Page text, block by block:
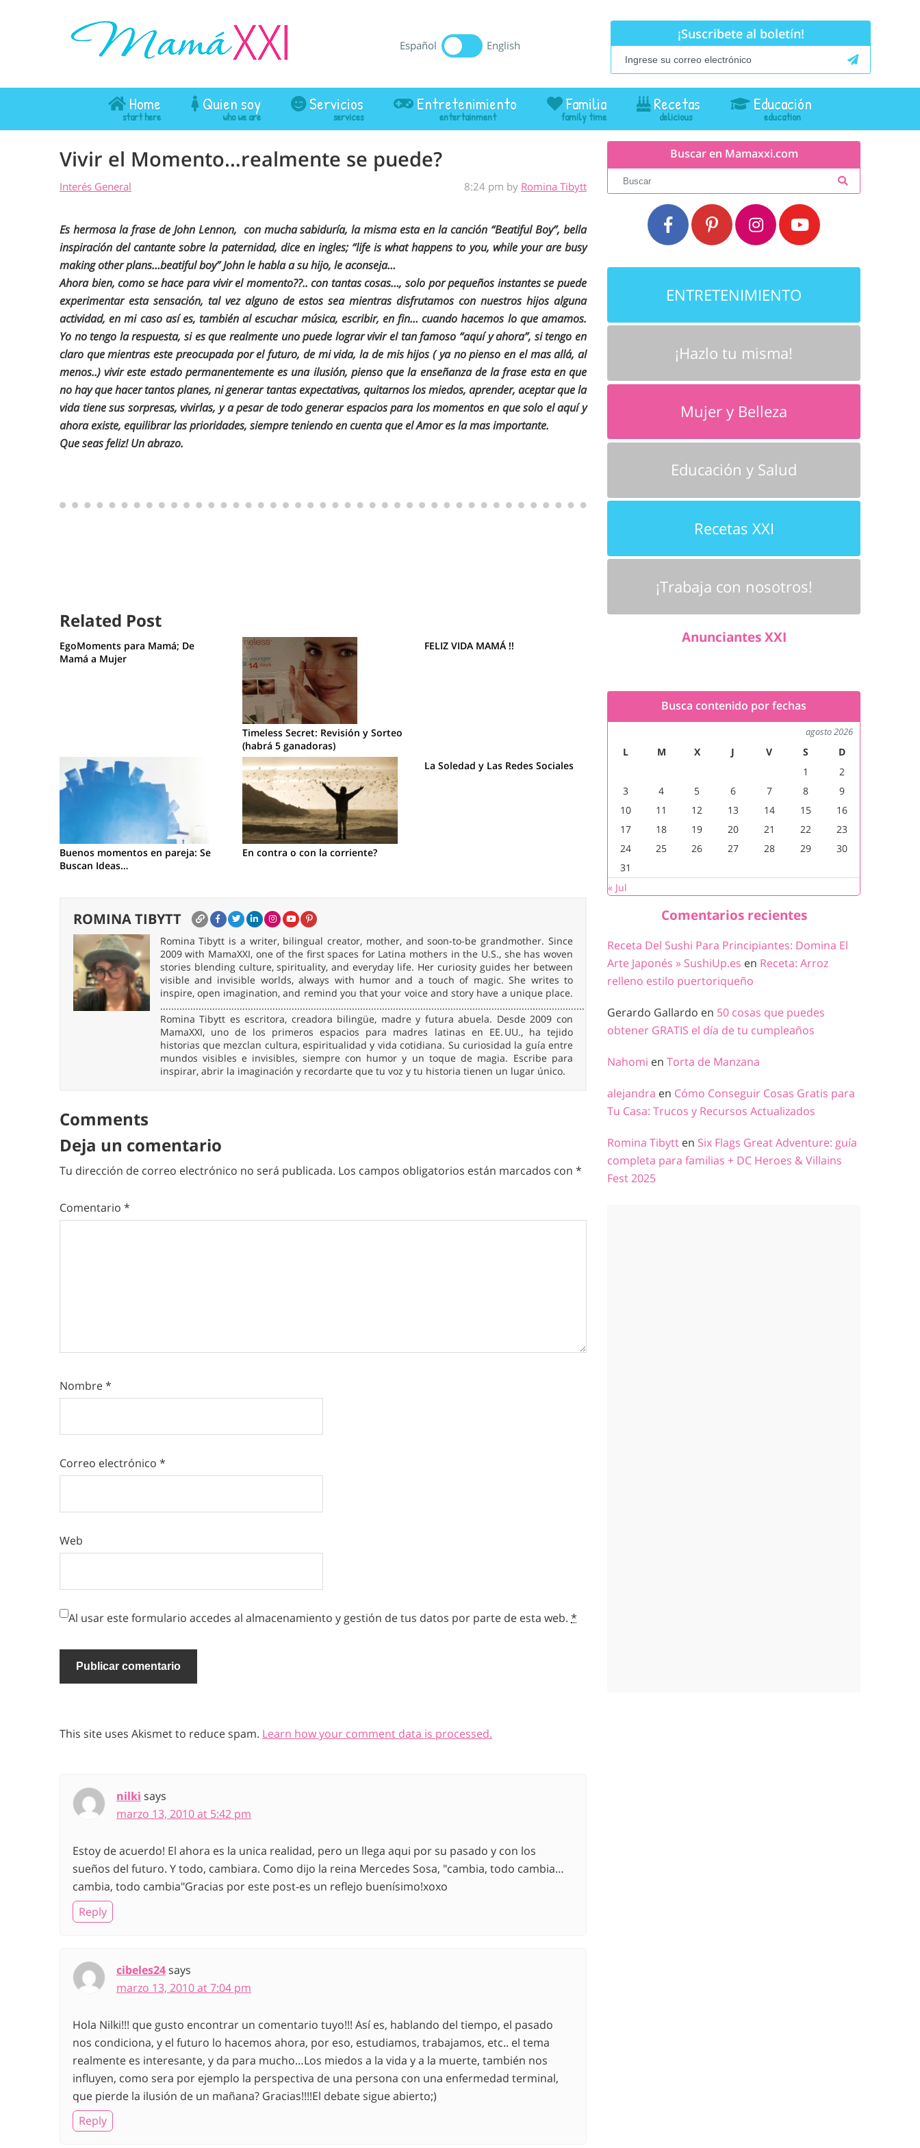
Español English
¡Suscribete al boletín!
Home Quien soy Servicios Entretenimiento Familia Recetas Educación
Vivir el Momento…realmente se puede?
Interés General 8:24 pm by Romina Tibytt
Es hermosa la frase de John Lennon, con mucha sabiduría, la misma esta en la canción “Beatiful Boy”, bella
inspiración del cantante sobre la paternidad, dice en ingles; “life is what happens to you, while your are busy
making other plans…beatiful boy” John le habla a su hijo, le aconseja…
Ahora bien, como se hace para vivir el momento??.. con tantas cosas…, solo por pequeños instantes se puede
experimentar esta sensación, tal vez alguno de estos sea mientras disfrutamos con nuestros hijos alguna
actividad, en mi caso así es, también al escuchar música, escribir, en fin… cuando hacemos lo que amamos.
Yo no tengo la respuesta, si es que realmente uno puede lograr vivir el tan famoso “aquí y ahora”, si tengo en
claro que mientras este preocupada por el futuro, de mi vida, la de mis hijos ( ya no pienso en el mas allá, al
menos..) vivir este estado permanentemente es una ilusión, pienso que la enseñanza de la frase esta en que
no hay que hacer tantos planes, ni generar tantas expectativas, quitarnos los miedos, aprender, aceptar que la
vida tiene sus sorpresas, vivirlas, y a pesar de todo generar espacios para los momentos en que solo el aquí y
ahora existe, equilibrar las prioridades, siempre teniendo en cuenta que el Amor es la mas importante.
Que seas feliz! Un abrazo.
Related Post
EgoMoments para Mamá; De
Mamá a Mujer
Timeless Secret: Revisión y Sorteo
(habrá 5 ganadoras)
FELIZ VIDA MAMÁ !!
Buenos momentos en pareja: Se
Buscan Ideas…
En contra o con la corriente?
La Soledad y Las Redes Sociales
ROMINA TIBYTT
Romina Tibytt is a writer, bilingual creator, mother, and soon-to-be grandmother. Since
2009 with MamaXXI, one of the first spaces for Latina mothers in the U.S., she has woven
stories blending culture, spirituality, and everyday life. Her curiosity guides her between
visible and invisible worlds, always with humor and a touch of magic. She writes to
inspire, open imagination, and remind you that your voice and story have a unique place.
...........................................................................................................................................................
Romina Tibytt es escritora, creadora bilingüe, madre y futura abuela. Desde 2009 con
MamaXXI, uno de los primeros espacios para madres latinas en EE. UU., ha tejido
historias que mezclan cultura, espiritualidad y vida cotidiana. Su curiosidad la guía entre
mundos visibles e invisibles, siempre con humor y un toque de magia. Escribe para
inspirar, abrir la imaginación y recordarte que tu voz y tu historia tienen un lugar único.
Comments
Deja un comentario
Tu dirección de correo electrónico no será publicada. Los campos obligatorios están marcados con *
Comentario *
Nombre*
Correo electrónico *
Web
Al usar este formulario accedes al almacenamiento y gestión de tus datos por parte de esta web. *
This site uses Akismet to reduce spam. Learn how your comment data is processed.
nilki says
marzo 13, 2010 at 5:42 pm
Estoy de acuerdo! El ahora es la unica realidad, pero un llega aqui por su pasado y con los
sueños del futuro. Y todo, cambiara. Como dijo la reina Mercedes Sosa, "cambia, todo cambia…
cambia, todo cambia"Gracias por este post-es un reflejo buenísimo!xoxo
Reply
cibeles24says
marzo 13, 2010 at 7:04 pm
Hola Nilki!!! que gusto encontrar un comentario tuyo!!! Así es, hablando del tiempo, el pasado
nos condiciona, y el futuro lo hacemos ahora, por eso, estudiamos, trabajamos, etc.. el tema
realmente es interesante, y da para mucho…Los miedos a la vida y a la muerte, también nos
influyen, como sera por ejemplo la perspectiva de una persona con una enfermedad terminal,
que pierde la ilusión de un mañana? Gracias!!!!El debate sigue abierto;)
Reply
Buscar en Mamaxxi.com
ENTRETENIMIENTO
¡Hazlo tu misma!
Mujer y Belleza
Educación y Salud
Recetas XXI
¡Trabaja con nosotros!
Anunciantes XXI
Busca contenido por fechas
agosto 2026
L M X J V S
D
1
2
3
4 5 6 7 8
9
10
11 12 13 14 15
16
17
18 19 20 21 22
23
24
25 26 27 28 29
30
31
« Jul
Comentarios recientes
Receta Del Sushi Para Principiantes: Domina El
Arte Japonés » SushiUp.es en Receta: Arroz
relleno estilo puertoriqueño
Gerardo Gallardo en 50 cosas que puedes
obtener GRATIS el día de tu cumpleaños
Nahomi en Torta de Manzana
alejandra en Cómo Conseguir Cosas Gratis para
Tu Casa: Trucos y Recursos Actualizados
Romina Tibytt en Six Flags Great Adventure: guía
completa para familias + DC Heroes & Villains
Fest 2025